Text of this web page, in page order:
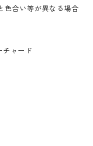
色合い等が異なる場合
ャード